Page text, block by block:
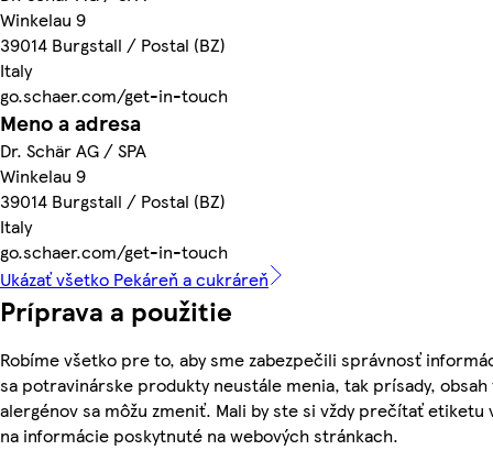
Winkelau 9
39014 Burgstall / Postal (BZ)
Italy
go.schaer.com/get-in-touch
Meno a adresa
Dr. Schär AG / SPA
Winkelau 9
39014 Burgstall / Postal (BZ)
Italy
go.schaer.com/get-in-touch
Ukázať všetko Pekáreň a cukráreň
Príprava a použitie
Robíme všetko pre to, aby sme zabezpečili správnosť
sa potravinárske produkty neustále menia, tak prísady, obsah
alergénov sa môžu zmeniť. Mali by ste si vždy prečítať etiketu
na informácie poskytnuté na webových stránkach.